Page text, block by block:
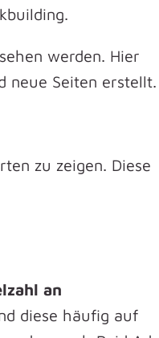
werden. Hier
neue Seiten erstellt.
zu zeigen. Diese
an
diese häufig auf